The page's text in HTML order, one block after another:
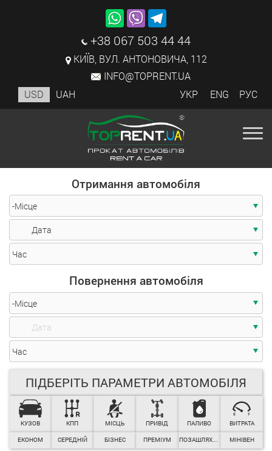
+38 067 503 44 44
КИЇВ, ВУЛ. АНТОНОВИЧА, 112
INFO@TOPRENT.UA
USD
UAH УКР ENG РУС
-Місце
Час
Повернення автомобіля
-Місце
Час
ПІДБЕРІТЬ ПАРАМЕТРИ АВТОМОБІЛЯ
КУЗОВ КПП МІСЦЬ ПРИВІД ПАЛИВО ВИТРАТА
ЕКОНОМ СЕРЕДНІЙ БІЗНЕС ПРЕМІУМ ПОЗАШЛЯХОВИКИ МІНІВЕН